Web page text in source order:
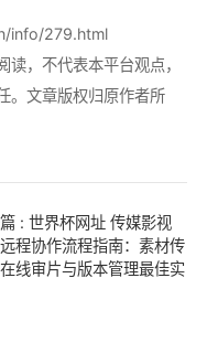
info/279.html
，不代表本平台观点，
。文章版权归原作者所
: 世界杯网址 传媒影视
程协作流程指南：素材传
线审片与版本管理最佳实